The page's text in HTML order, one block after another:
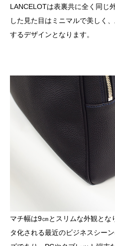
LANCELOTは表裏共に全く同じ
した見た目はミニマルで美しく
するデザインとなります。
マチ幅は9㎝とスリムな外観とな
タ化される最近のビジネスシー